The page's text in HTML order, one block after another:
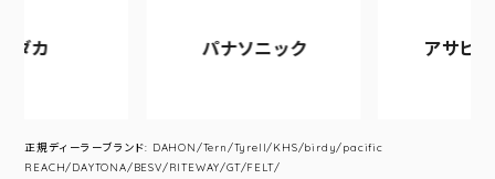
パナソニック アサヒサイ
正規ディーラーブランド: DAHON/Tern/Tyrell/KHS/birdy/pacific
REACH/DAYTONA/BESV/RITEWAY/GT/FELT/